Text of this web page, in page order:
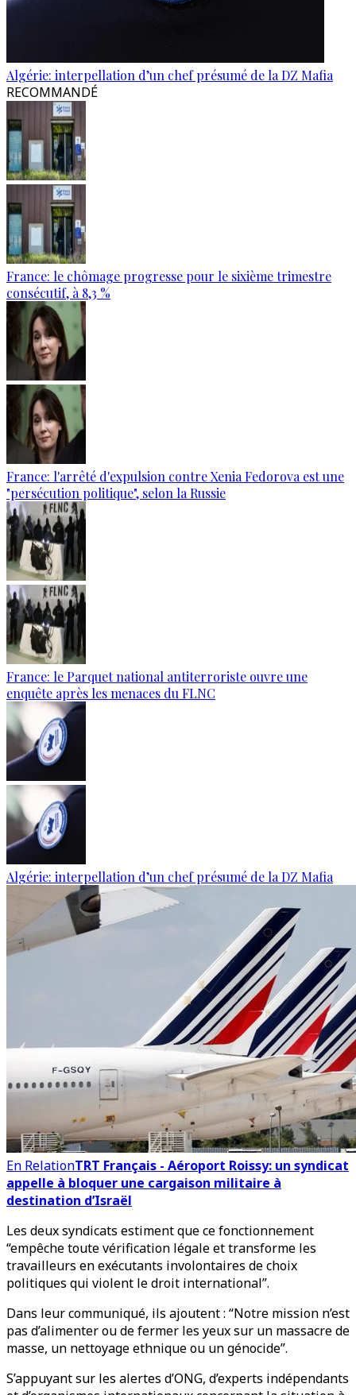
Algérie: interpellation d’un chef présumé de la DZ Mafia
RECOMMANDÉ
France: le chômage progresse pour le sixième trimestre
consécutif, à 8,3 %
France: l'arrêté d'expulsion contre Xenia Fedorova est une
"persécution politique", selon la Russie
France: le Parquet national antiterroriste ouvre une
enquête après les menaces du FLNC
Algérie: interpellation d’un chef présumé de la DZ Mafia
En RelationTRT Français - Aéroport Roissy: un syndicat
appelle à bloquer une cargaison militaire à
destination d’Israël
Les deux syndicats estiment que ce fonctionnement
“empêche toute vérification légale et transforme les
travailleurs en exécutants involontaires de choix
politiques qui violent le droit international”.
Dans leur communiqué, ils ajoutent : “Notre mission n’est
pas d’alimenter ou de fermer les yeux sur un massacre de
masse, un nettoyage ethnique ou un génocide”.
S’appuyant sur les alertes d’ONG, d’experts indépendants